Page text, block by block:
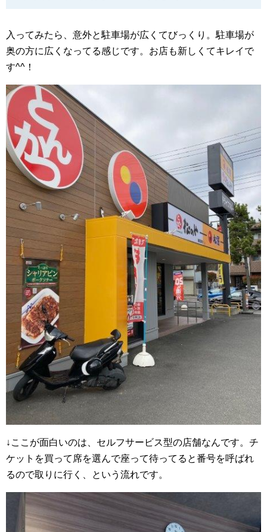
入ってみたら、意外と駐車場が広くてびっくり。駐車場が
奥の方に広くなってる感じです。お店も新しくてキレイで
す^^！
↓ここが面白いのは、セルフサービス型の店舗なんです。チ
ケットを買って席を選んで座って待ってると番号を呼ばれ
るので取りに行く、という流れです。